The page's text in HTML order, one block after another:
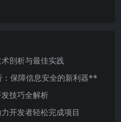
剖析与最佳实践
保障信息安全的新利器**
技巧全解析
开发者轻松完成项目